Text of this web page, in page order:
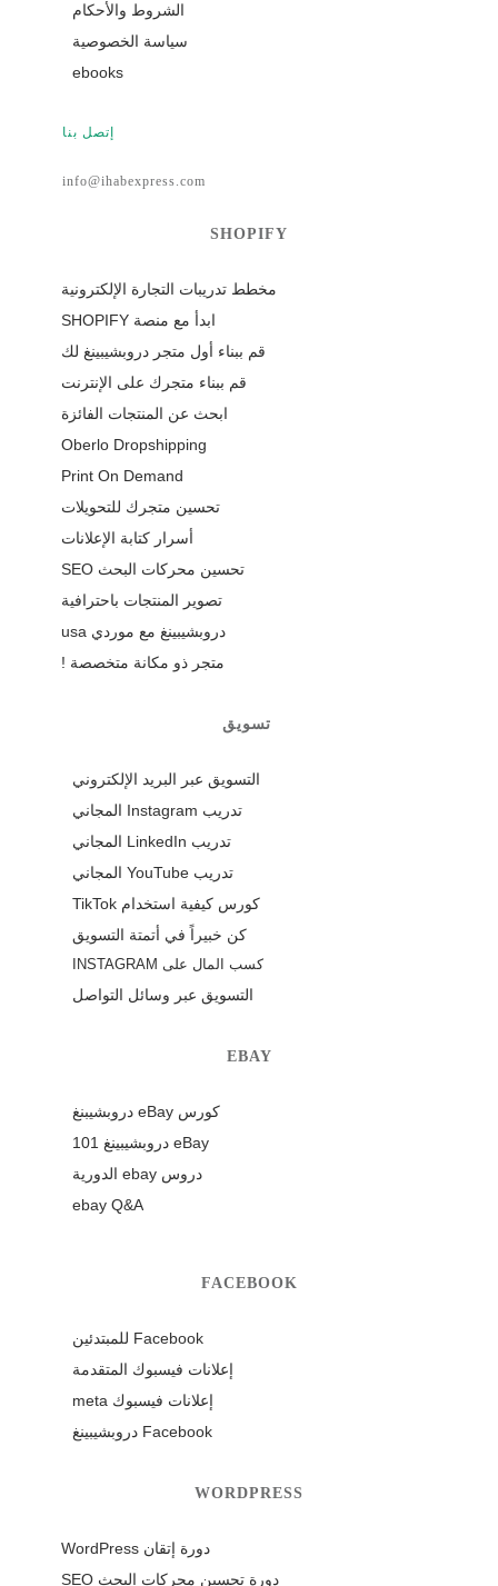
الشروط والأحكام
سياسة الخصوصية
ebooks
إتصل بنا
info@ihabexpress.com
SHOPIFY
مخطط تدريبات التجارة الإلكترونية
ابدأ مع منصة SHOPIFY
قم ببناء أول متجر دروبشيبينغ لك
قم ببناء متجرك على الإنترنت
ابحث عن المنتجات الفائزة
Oberlo Dropshipping
Print On Demand
تحسين متجرك للتحويلات
أسرار كتابة الإعلانات
تحسين محركات البحث SEO
تصوير المنتجات باحترافية
دروبشيبينغ مع موردي usa
متجر ذو مكانة متخصصة !
تسويق
التسويق عبر البريد الإلكتروني
تدريب Instagram المجاني
تدريب LinkedIn المجاني
تدريب YouTube المجاني
كورس كيفية استخدام TikTok
كن خبيراً في أتمتة التسويق
كسب المال على INSTAGRAM
التسويق عبر وسائل التواصل
EBAY
كورس eBay دروبشيبنغ
eBay دروبشيبينغ 101
دروس ebay الدورية
ebay Q&A
FACEBOOK
Facebook للمبتدئين
إعلانات فيسبوك المتقدمة
إعلانات فيسبوك meta
Facebook دروبشيبينغ
WORDPRESS
دورة إتقان WordPress
دورة تحسين محركات البحث SEO